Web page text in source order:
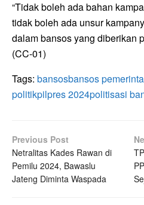
“Tidak boleh ada bahan
tidak boleh ada unsur
dalam bansos yang diberikan
(CC-01)
Tags: bansosbansos
politikpilpres 2024politisasi
Previous Post
Netralitas Kades Rawan di
Pemilu 2024, Bawaslu
Jateng Diminta Waspada